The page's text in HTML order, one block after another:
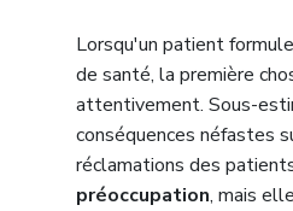
Lorsqu'un patient
de santé, la première
attentivement. Sous-
conséquences néfastes
réclamations des
préoccupation, mais